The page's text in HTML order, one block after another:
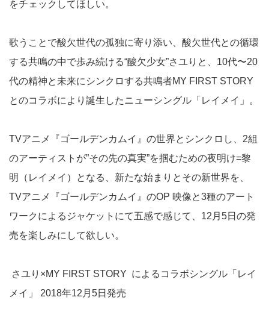
をチェックしてほしい。
歌うことで酸欠世代の孤独に寄り添い、酸欠世代との循環
する共鳴の中で歩み続ける“酸欠少女”さユりと、10代〜20
代の精神と未来にシンクロする共鳴者MY FIRST STORY
とのコラボにより誕生したニューシングル「レイメイ」。
TVアニメ『ゴールデンカムイ』の世界とシンクロし、2組
のアーティストが”その先の真実”を掴むための夜明け=黎
明（レイメイ）となる、新たな始まりとその新世界を、
TVアニメ『ゴールデンカムイ』のOP 映像と3種のアート
ワークによるジャケットにて五感で感じて、12月5日の発
売を楽しみにして欲しい。
さユり×MY FIRST STORY によるコラボシングル「レイ
メイ」 2018年12月5日発売